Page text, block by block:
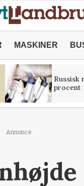
MASKINER
Russisk
procent
Annonce